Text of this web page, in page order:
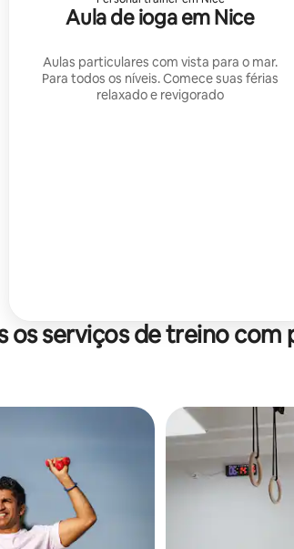
Aula de ioga em Nice
Aulas particulares com vista para o mar.
Para todos os níveis. Comece suas férias
relaxado e revigorado
os serviços de treino com